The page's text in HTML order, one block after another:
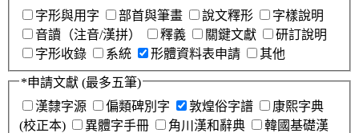
字形與用字
部首與筆畫 說文釋形
字樣說明
音讀（注音/漢拼）
釋義 關鍵文獻
研訂說明
字形收錄
系統 形體資料表申請 其他
*申請文獻 (最多五筆)
漢隸字源
偏類碑別字 敦煌俗字譜
康熙字典
(校正本)
異體字手冊 角川漢和辭典
韓國基礎漢